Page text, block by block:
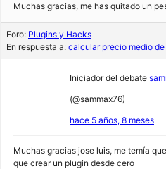
Muchas gracias, me has quitado un
Foro: Plugins y Hacks
En respuesta a: calcular precio medio
Iniciador del debate
(@sammax76)
hace 5 años, 8 meses
Muchas gracias jose luis, me temía
que crear un plugin desde cero